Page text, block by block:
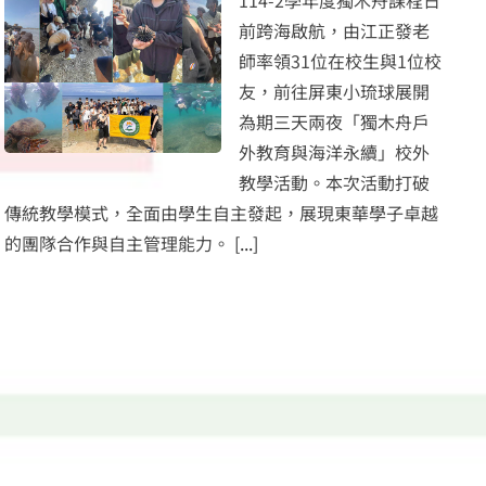
前跨海啟航，由江正發老
師率領31位在校生與1位校
友，前往屏東小琉球展開
為期三天兩夜「獨木舟戶
外教育與海洋永續」校外
教學活動。本次活動打破
傳統教學模式，全面由學生自主發起，展現東華學子卓越
的團隊合作與自主管理能力。 [...]